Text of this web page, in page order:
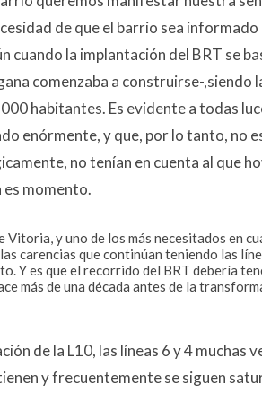
de que el barrio sea informado
cuando la implantación del BRT se
comenzaba a construirse-,siendo
habitantes. Es evidente a todas
enórmente, y que, por lo tanto, no
no tenían en cuenta al que
es momento​.
Vitoria, y uno de los más necesitados en
carencias que continúan teniendo las
Y es que el recorrido del BRT debería
más de una década antes de la
de la L10, las líneas 6 y 4 muchas
y frecuentemente se siguen